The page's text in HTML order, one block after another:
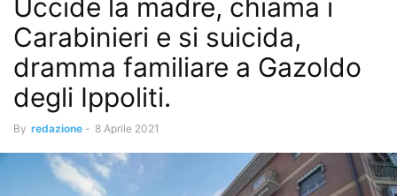
Uccide la madre, chiama i
Carabinieri e si suicida,
dramma familiare a Gazoldo
degli Ippoliti.
By redazione - 8 Aprile 2021